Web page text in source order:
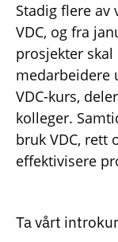
Stadig flere
VDC, og fra
prosjekter
medarbeidere
VDC-kurs,
kolleger.
bruk VDC, rett
effektivisere
Ta vårt